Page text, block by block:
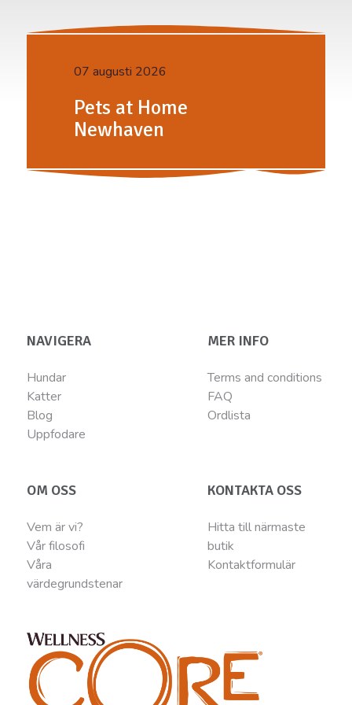
07 augusti 2026
Pets at Home
Newhaven
NAVIGERA
Hundar
Katter
Blog
Uppfodare
MER INFO
Terms and conditions
FAQ
Ordlista
OM OSS
Vem är vi?
Vår filosofi
Våra
värdegrundstenar
KONTAKTA OSS
Hitta till närmaste
butik
Kontaktformulär